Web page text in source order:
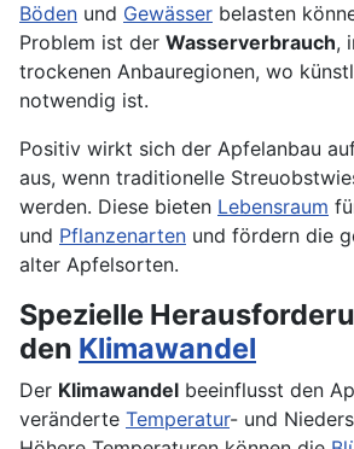
Böden und Gewässer belasten
Problem ist der Wasserverbrauch,
trockenen Anbauregionen, wo
notwendig ist.
Positiv wirkt sich der Apfelanbau
aus, wenn traditionelle
werden. Diese bieten Lebensraum
und Pflanzenarten und fördern die
alter Apfelsorten.
Spezielle
den Klimawandel
Der Klimawandel beeinflusst den
veränderte Temperatur- und